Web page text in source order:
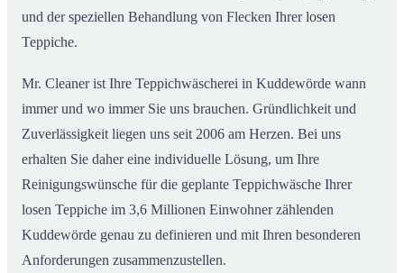
und der speziellen Behandlung von Flecken Ihrer losen
Teppiche.
Mr. Cleaner ist Ihre Teppichwäscherei in Kuddewörde wann
immer und wo immer Sie uns brauchen. Gründlichkeit und
Zuverlässigkeit liegen uns seit 2006 am Herzen. Bei uns
erhalten Sie daher eine individuelle Lösung, um Ihre
Reinigungswünsche für die geplante Teppichwäsche Ihrer
losen Teppiche im 3,6 Millionen Einwohner zählenden
Kuddewörde genau zu definieren und mit Ihren besonderen
Anforderungen zusammenzustellen.